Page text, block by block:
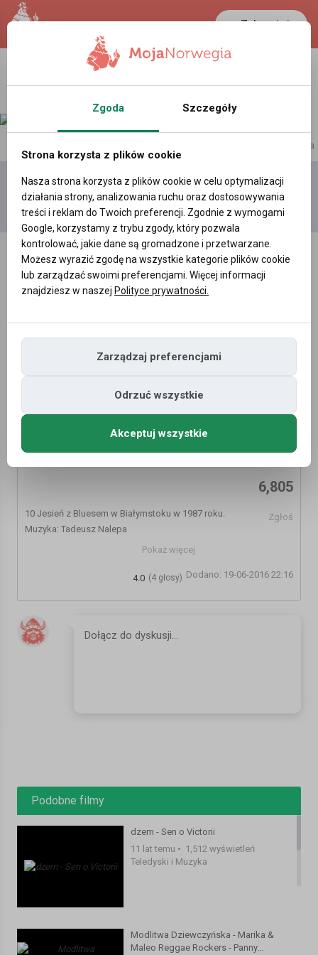
Zaloguj się
reklama
Dodaj
film
Moje
filmy
Wszystkie
Tadeusz Nalepa & Dżem - Modlitwa (1987)
6,805
Zgłoś
10 Jesień z Bluesem w Białymstoku w 1987 roku.
Muzyka: Tadeusz Nalepa
Do Ciebie pieśnią wołam Panie,
lecz kamieniem nie bądź mi.
Do Ciebie dzisiaj krzyczę w głos.
daj mi szansę jeszcze raz.
więc o boski błagam gest.
Pokaż więcej
Dodano: 19-06-2016 22:16
(4 głosy)
4.0
Podobne filmy
dzem - Sen o Victorii
11 lat temu • 1,512 wyświetleń
Teledyski i Muzyka
Modlitwa Dziewczyńska - Marika &
Maleo Reggae Rockers - Panny
Zgoda Szczegóły
Strona korzysta z plików cookie
Nasza strona korzysta z plików cookie w celu optymalizacji
działania strony, analizowania ruchu oraz dostosowywania
treści i reklam do Twoich preferencji. Zgodnie z wymogami
Google, korzystamy z trybu zgody, który pozwala
kontrolować, jakie dane są gromadzone i przetwarzane.
Możesz wyrazić zgodę na wszystkie kategorie plików cookie
lub zarządzać swoimi preferencjami. Więcej informacji
znajdziesz w naszej Polityce prywatności.
Zarządzaj preferencjami
Odrzuć wszystkie
Akceptuj wszystkie